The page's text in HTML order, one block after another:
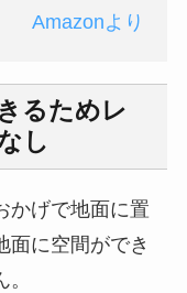
Amazonより
るためレ
し
かげで地面に置
面に空間ができ